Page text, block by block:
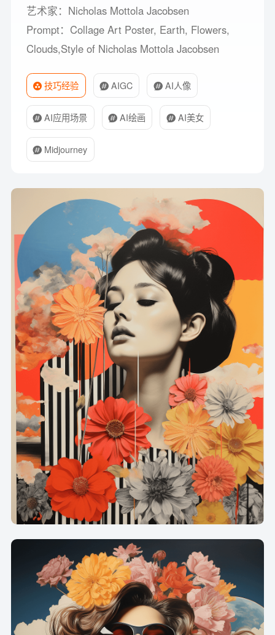
艺术家：Nicholas Mottola Jacobsen
Prompt：Collage Art Poster, Earth, Flowers,
Clouds,Style of Nicholas Mottola Jacobsen
技巧经验 AIGC AI人像
AI应用场景 AI绘画 AI美女
Midjourney